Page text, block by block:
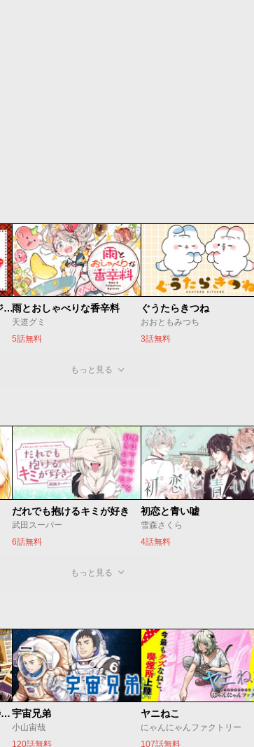
しゅごキャラ！ ジュエルジョーカー雨とおしゃべりな香辛料
天道グミ
5話無料
ぐうたらきつね
おおともみつち
3話無料
もっと見る
だれでも抱けるキミが好き
武田スーパー
6話無料
初恋と青い嘘
雪森さくら
4話無料
もっと見る
今夜もシリアルキラーと待ち合わせ宇宙兄弟
小山宙哉
120話無料
ヤニねこ
にゃんにゃんファクトリー
107話無料